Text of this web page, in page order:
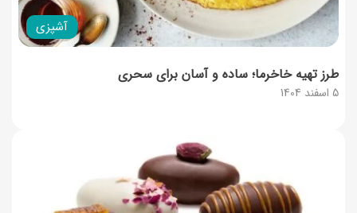
آشپزی
5 اسفند 1404
طرز تهیه خاخرما؛ ساده و آسان برای سحری